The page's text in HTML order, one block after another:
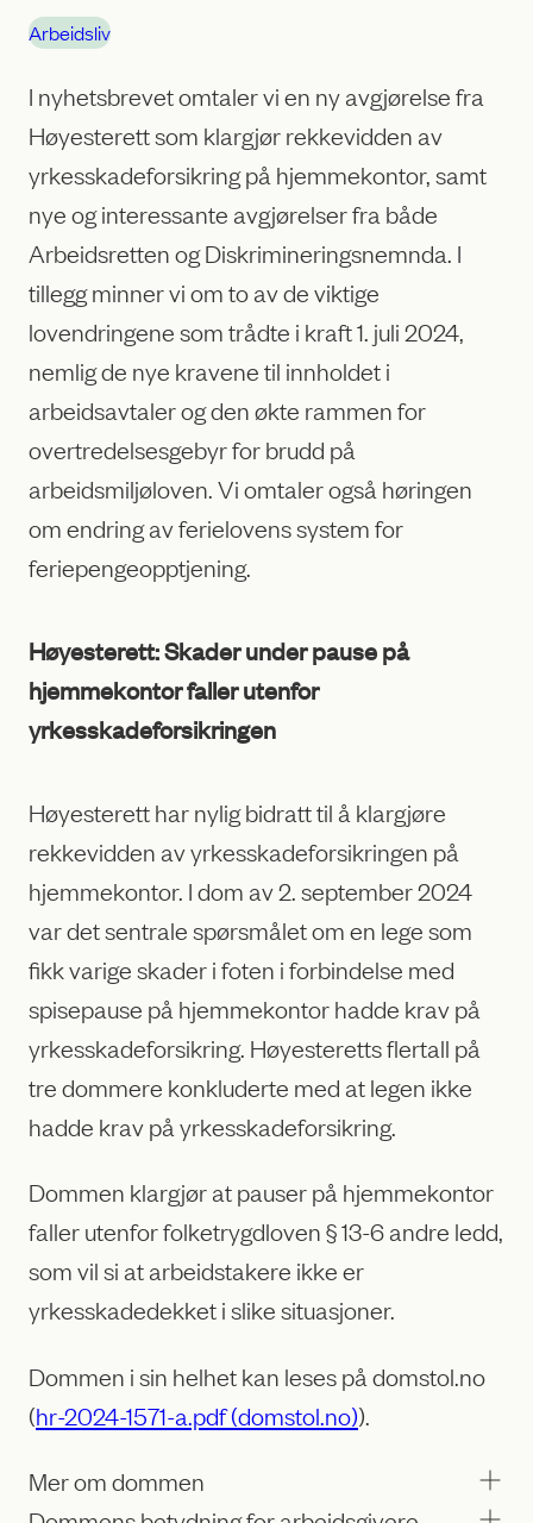
Arbeidsliv
I nyhetsbrevet omtaler vi en ny avgjørelse fra
Høyesterett som klargjør rekkevidden av
yrkesskadeforsikring på hjemmekontor, samt
nye og interessante avgjørelser fra både
Arbeidsretten og Diskrimineringsnemnda. I
tillegg minner vi om to av de viktige
lovendringene som trådte i kraft 1. juli 2024,
nemlig de nye kravene til innholdet i
arbeidsavtaler og den økte rammen for
overtredelsesgebyr for brudd på
arbeidsmiljøloven. Vi omtaler også høringen
om endring av ferielovens system for
feriepengeopptjening.
Høyesterett: Skader under pause på
hjemmekontor faller utenfor
yrkesskadeforsikringen
Høyesterett har nylig bidratt til å klargjøre
rekkevidden av yrkesskadeforsikringen på
hjemmekontor. I dom av 2. september 2024
var det sentrale spørsmålet om en lege som
fikk varige skader i foten i forbindelse med
spisepause på hjemmekontor hadde krav på
yrkesskadeforsikring. Høyesteretts flertall på
tre dommere konkluderte med at legen ikke
hadde krav på yrkesskadeforsikring.
Dommen klargjør at pauser på hjemmekontor
faller utenfor folketrygdloven § 13-6 andre ledd,
som vil si at arbeidstakere ikke er
yrkesskadedekket i slike situasjoner.
Dommen i sin helhet kan leses på domstol.no
(hr-2024-1571-a.pdf (domstol.no)).
Mer om dommen